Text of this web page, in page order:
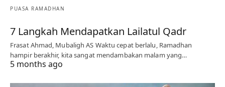
PUASA RAMADHAN
7 Langkah Mendapatkan Lailatul Qadr
Frasat Ahmad, Mubaligh AS Waktu cepat berlalu, Ramadhan
hampir berakhir, kita sangat mendambakan malam yang…
5 months ago